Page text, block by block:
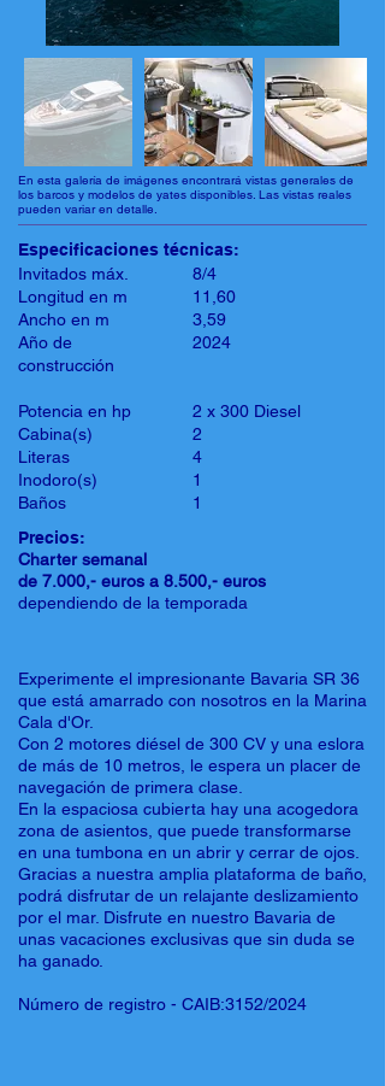
En esta galería de imágenes encontrará vistas generales de
los barcos y modelos de yates disponibles. Las vistas reales
pueden variar en detalle.
Especificaciones técnicas:
Invitados máx.
Longitud en m
Ancho en m
Año de
construcción
Potencia en hp
Cabina(s)
Literas
Inodoro(s)
Baños
8/4
11,60
3,59
2024
2 x 300 Diesel
2
4
1
1
Precios:
Charter semanal
de 7.000,- euros a 8.500,- euros
dependiendo de la temporada
Experimente el impresionante Bavaria SR 36
que está amarrado con nosotros en la Marina
Cala d'Or.
Con 2 motores diésel de 300 CV y una eslora
de más de 10 metros, le espera un placer de
navegación de primera clase.
En la espaciosa cubierta hay una acogedora
zona de asientos, que puede transformarse
en una tumbona en un abrir y cerrar de ojos.
Gracias a nuestra amplia plataforma de baño,
podrá disfrutar de un relajante deslizamiento
por el mar. Disfrute en nuestro Bavaria de
unas vacaciones exclusivas que sin duda se
ha ganado.
Número de registro - CAIB:3152/2024